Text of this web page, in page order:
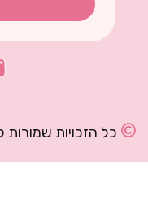
כל הזכויות